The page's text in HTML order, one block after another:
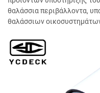
θαλάσσια περιβάλλοντα,
θαλάσσιων